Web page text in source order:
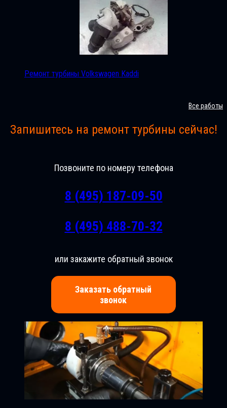
Ремонт турбины Volkswagen Kaddi
Все работы
Запишитесь на ремонт турбины сейчас!
Позвоните по номеру телефона
8 (495) 187-09-50
8 (495) 488-70-32
или закажите обратный звонок
Заказать обратный
звонок